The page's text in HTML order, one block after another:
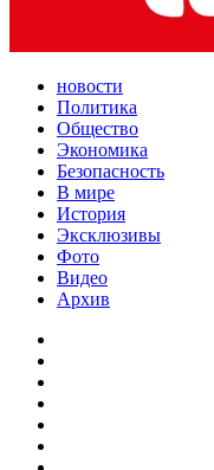
новости
Политика
Общество
Экономика
Безопасность
В мире
История
Эксклюзивы
Фото
Видео
Архив